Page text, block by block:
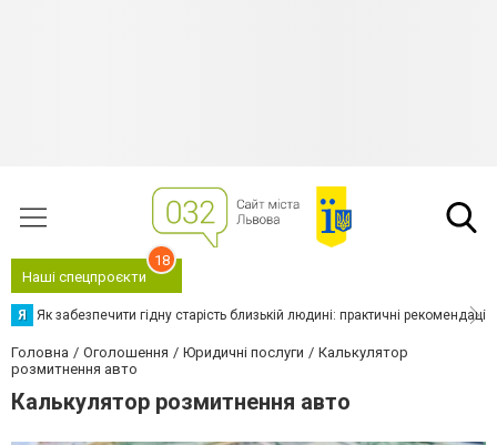
Наші спецпроєкти
18
Я Як забезпечити гідну старість близькій людині: практичні рекомендації
Головна Оголошення Юридичні послуги
Калькулятор
розмитнення авто
Калькулятор розмитнення авто